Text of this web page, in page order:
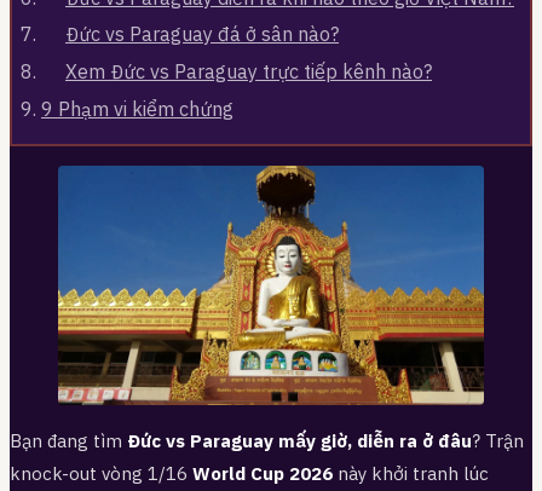
Đức vs Paraguay đá ở sân nào?
Xem Đức vs Paraguay trực tiếp kênh nào?
9 Phạm vi kiểm chứng
Bạn đang tìm Đức vs Paraguay mấy giờ, diễn ra ở đâu? Trận
knock-out vòng 1/16 World Cup 2026 này khởi tranh lúc